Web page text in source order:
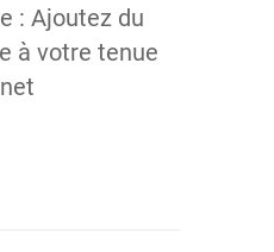
: Ajoutez du
à votre tenue